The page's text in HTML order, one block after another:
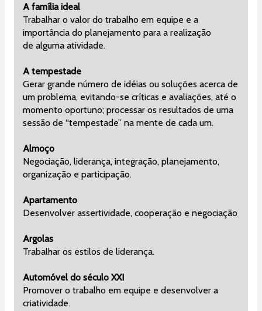
A família ideal
Trabalhar o valor do trabalho em equipe e a
importância do planejamento para a realização
de alguma atividade.
A tempestade
Gerar grande número de idéias ou soluções acerca de
um problema, evitando-se críticas e avaliações, até o
momento oportuno; processar os resultados de uma
sessão de “tempestade” na mente de cada um.
Almoço
Negociação, liderança, integração, planejamento,
organização e participação.
Apartamento
Desenvolver assertividade, cooperação e negociação
Argolas
Trabalhar os estilos de liderança.
Automóvel do século XXI
Promover o trabalho em equipe e desenvolver a
criatividade.